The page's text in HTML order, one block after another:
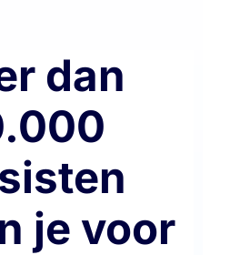
dan
je voor